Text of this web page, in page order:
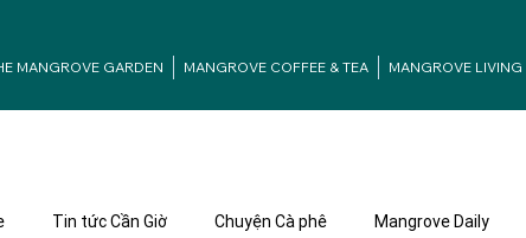
MANGROVE GARDEN MANGROVE COFFEE & TEA MANGROVE LIVING
Tin tức Cần Giờ Chuyện Cà phê Mangrove Daily